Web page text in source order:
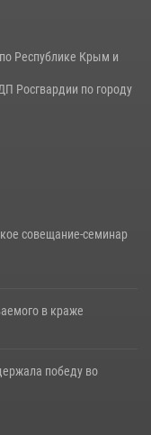
Республике Крым и
Росгвардии по городу
совещание-семинар
в краже
победу во